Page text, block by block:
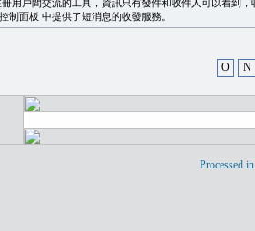
用戶間交流的工具，資訊只有發件和收件人可以看到
控制面板 中提供了短消息的收發服務。
O N
Processed